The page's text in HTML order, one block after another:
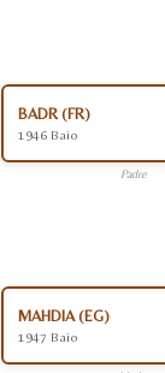
BADR (FR)
1946 Baio
Padre
MAHDIA (EG)
1947 Baio